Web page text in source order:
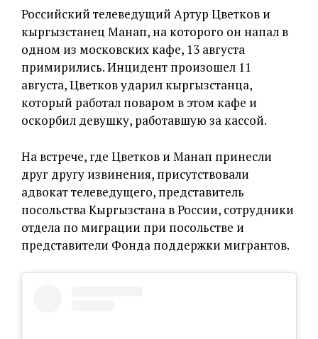
Российский телеведущий Артур Цветков и
кыргызстанец Манап, на которого он напал в
одном из московских кафе, 13 августа
примирились. Инцидент произошел 11
августа, Цветков ударил кыргызстанца,
который работал поваром в этом кафе и
оскорбил девушку, работавшую за кассой.
На встрече, где Цветков и Манап принесли
друг другу извинения, присутствовали
адвокат телеведущего, представитель
посольства Кыргызстана в России, сотрудники
отдела по миграции при посольстве и
представители Фонда поддержки мигрантов.